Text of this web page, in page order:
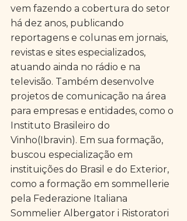
vem fazendo a cobertura do setor
há dez anos, publicando
reportagens e colunas em jornais,
revistas e sites especializados,
atuando ainda no rádio e na
televisão. Também desenvolve
projetos de comunicação na área
para empresas e entidades, como o
Instituto Brasileiro do
Vinho(Ibravin). Em sua formação,
buscou especialização em
instituições do Brasil e do Exterior,
como a formação em sommellerie
pela Federazione Italiana
Sommelier Albergator i Ristoratori